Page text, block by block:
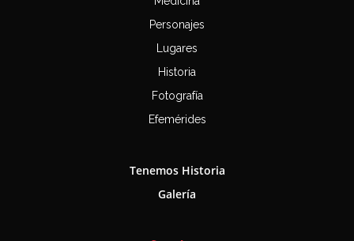
Personajes
Lugares
Historia
Fotografía
Efemérides
Tenemos Historia
Galería